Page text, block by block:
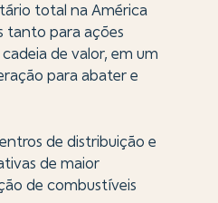
total na América
tanto para ações
de valor, em um
para abater e
de distribuição e
de maior
de combustíveis